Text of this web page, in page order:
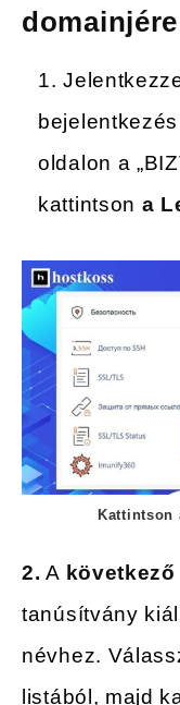
domainjére
oldalon a
kattintson a
Kattintson
2. A
tanúsítvány
névhez.
listából, majd